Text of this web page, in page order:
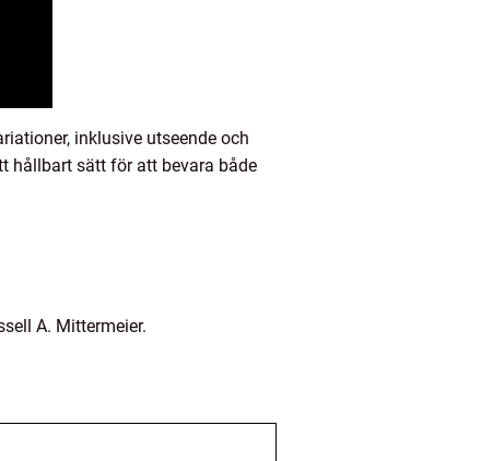
inklusive utseende och
hållbart sätt för att bevara både
A. Mittermeier.